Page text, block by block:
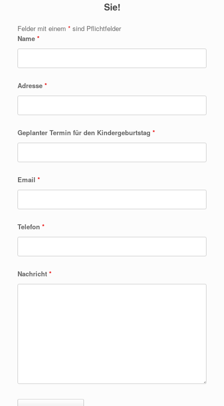
Sie!
Felder mit einem * sind Pflichtfelder
Name *
Adresse *
Geplanter Termin für den Kindergeburtstag *
Email *
Telefon *
Nachricht *